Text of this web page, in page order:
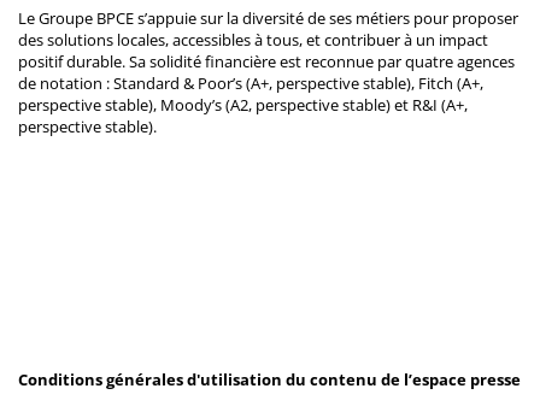
Le Groupe BPCE s’appuie sur la diversité de ses métiers pour proposer
des solutions locales, accessibles à tous, et contribuer à un impact
positif durable. Sa solidité financière est reconnue par quatre agences
de notation : Standard & Poor’s (A+, perspective stable), Fitch (A+,
perspective stable), Moody’s (A2, perspective stable) et R&I (A+,
perspective stable).
Conditions générales d'utilisation du contenu de l’espace presse